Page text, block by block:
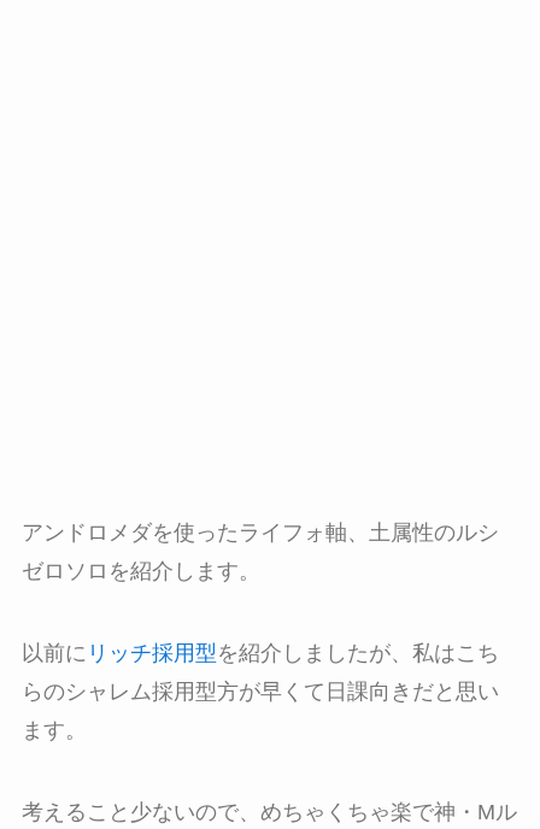
アンドロメダを使ったライフォ軸、土属性のルシ
ゼロソロを紹介します。
以前に リッチ採用型 を紹介しましたが、私はこち
らのシャレム採用型方が早くて日課向きだと思い
ます。
考えること少ないので、めちゃくちゃ楽で神・Mル